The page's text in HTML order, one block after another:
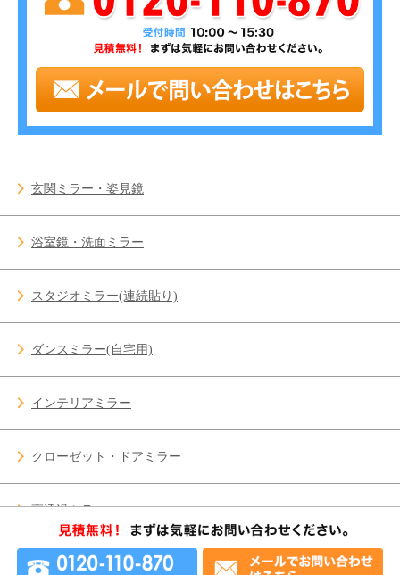
玄関ミラー・姿見鏡
浴室鏡・洗面ミラー
スタジオミラー(連続貼り)
ダンスミラー(自宅用)
インテリアミラー
クローゼット・ドアミラー
高透過ミラー
ガラス修理 施工事例